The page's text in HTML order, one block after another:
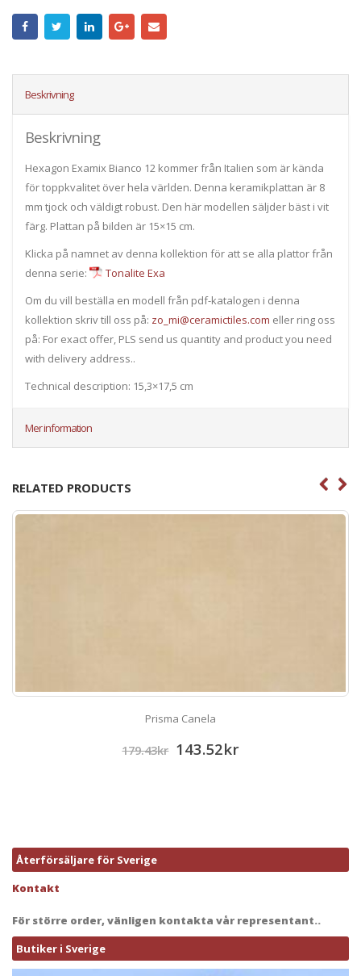
Beskrivning
Beskrivning
Hexagon Examix Bianco 12 kommer från Italien som är kända
för toppkvalitet över hela världen. Denna keramikplattan är 8
mm tjock och väldigt robust. Den här modellen säljder bäst i vit
färg. Plattan på bilden är 15×15 cm.
Klicka på namnet av denna kollektion för att se alla plattor från
denna serie:
Tonalite Exa
Om du vill beställa en modell från pdf-katalogen i denna
kollektion skriv till oss på: zo_mi@ceramictiles.com eller ring oss
på: For exact offer, PLS send us quantity and product you need
with delivery address..
Technical description: 15,3×17,5 cm
Mer information
RELATED PRODUCTS
Prisma Canela
179.43kr 143.52kr
Återförsäljare för Sverige
Kontakt
För större order, vänligen kontakta vår representant..
Butiker i Sverige